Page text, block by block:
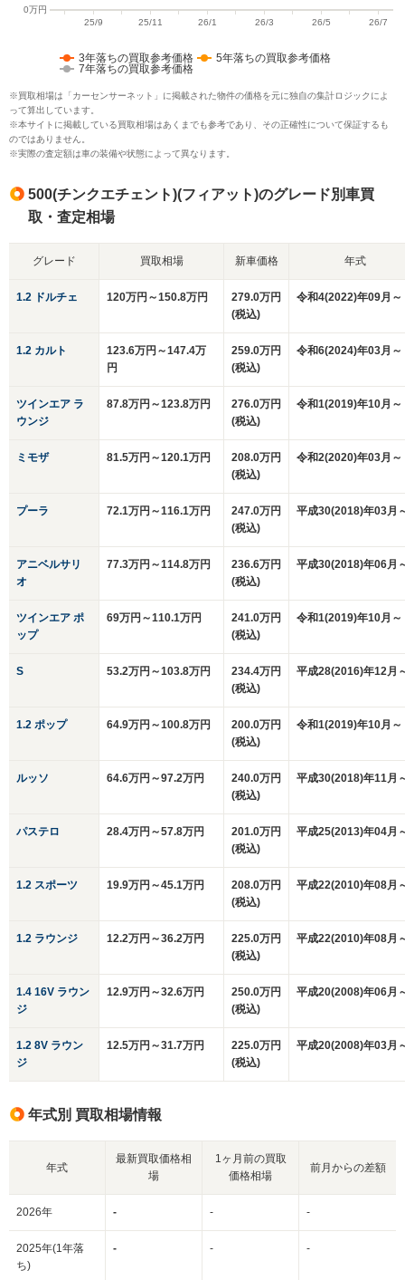
3年落ちの買取参考価格
5年落ちの買取参考価格
7年落ちの買取参考価格
※買取相場は「カーセンサーネット」に掲載された物件の価格を元に独自の集計ロジックによ
って算出しています。
※本サイトに掲載している買取相場はあくまでも参考であり、その正確性について保証するも
のではありません。
※実際の査定額は車の装備や状態によって異なります。
500(チンクエチェント)(フィアット)のグレード別車買
取・査定相場
グレード 買取相場 新車価格 年式
1.2 ドルチェ 120万円～150.8万円
279.0万円
(税込)
令和4(2022)年09月～
1.2 カルト
123.6万円～147.4万
円
259.0万円
(税込)
令和6(2024)年03月～
ツインエア ラ
ウンジ
87.8万円～123.8万円
276.0万円
(税込)
令和1(2019)年10月～
ミモザ 81.5万円～120.1万円
208.0万円
(税込)
令和2(2020)年03月～
プーラ 72.1万円～116.1万円
247.0万円
(税込)
平成30(2018)年03月
アニベルサリ
オ
77.3万円～114.8万円
236.6万円
(税込)
平成30(2018)年06月
ツインエア ポ
ップ
69万円～110.1万円
241.0万円
(税込)
令和1(2019)年10月～
S 53.2万円～103.8万円
234.4万円
(税込)
平成28(2016)年12月
1.2 ポップ 64.9万円～100.8万円
200.0万円
(税込)
令和1(2019)年10月～
ルッソ 64.6万円～97.2万円
240.0万円
(税込)
平成30(2018)年11月
パステロ 28.4万円～57.8万円
201.0万円
(税込)
平成25(2013)年04月
1.2 スポーツ 19.9万円～45.1万円
208.0万円
(税込)
平成22(2010)年08月
1.2 ラウンジ 12.2万円～36.2万円
225.0万円
(税込)
平成22(2010)年08月
1.4 16V ラウン
ジ
12.9万円～32.6万円
250.0万円
(税込)
平成20(2008)年06月
1.2 8V ラウン
ジ
12.5万円～31.7万円
225.0万円
(税込)
平成20(2008)年03月
年式別 買取相場情報
年式
最新買取価格相
場
1ヶ月前の買取
価格相場
前月からの差額
2026年 - - -
2025年(1年落
ち)
- - -